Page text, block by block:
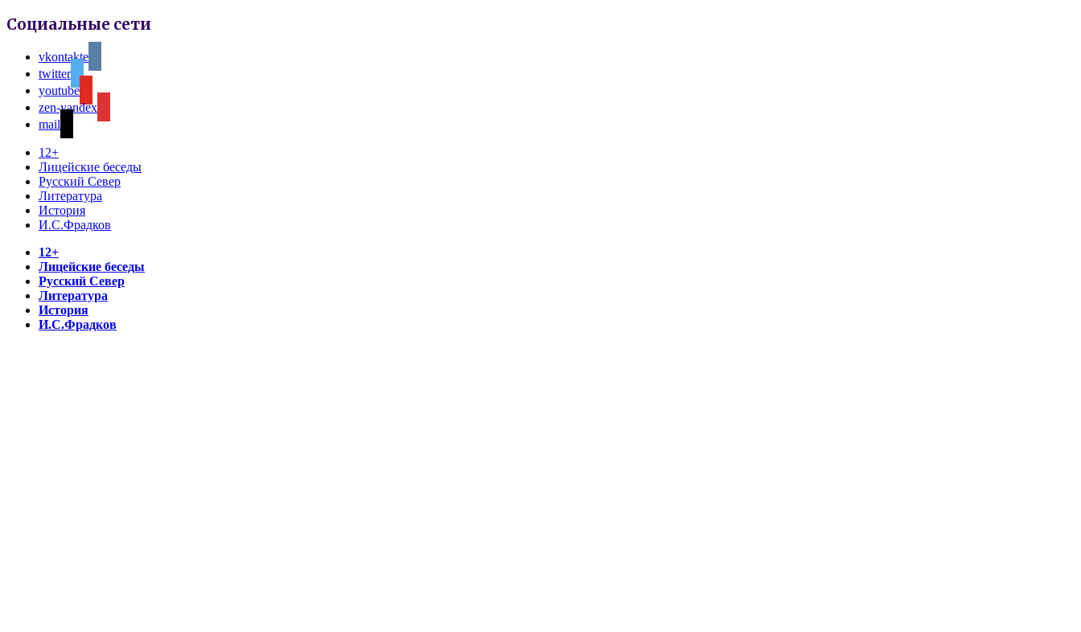
Социальные сети
vkontakte
twitter
youtube
zen-yandex
mail
12+
Лицейские беседы
Русский Север
Литература
История
И.С.Фрадков
12+
Лицейские беседы
Русский Север
Литература
История
И.С.Фрадков